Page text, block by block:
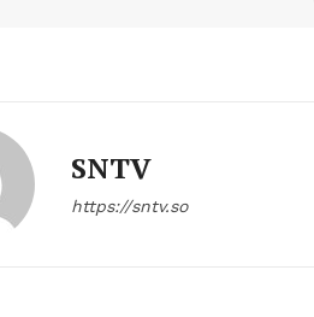
SNTV
https://sntv.so